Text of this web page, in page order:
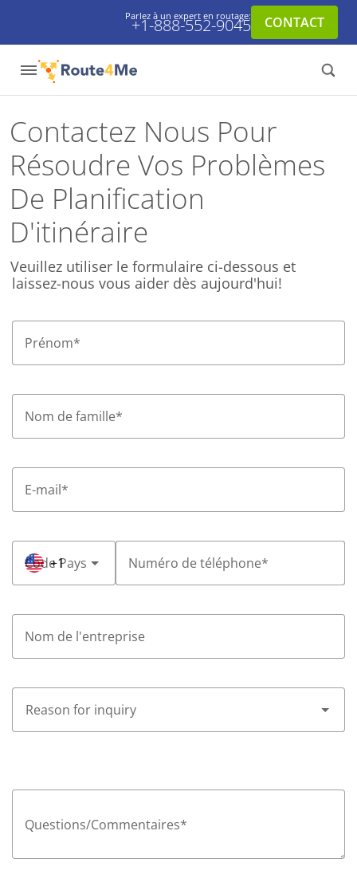
Parlez à un expert en routage:
+1-888-552-9045 CONTACT
Contactez Nous Pour
Résoudre Vos Problèmes
De Planification
D'itinéraire
Veuillez utiliser le formulaire ci-dessous et
laissez-nous vous aider dès aujourd'hui!
Prénom*
Nom de famille*
E-mail*
Code Pays
+1 Numéro de téléphone*
Nom de l'entreprise
Questions/Commentaires*